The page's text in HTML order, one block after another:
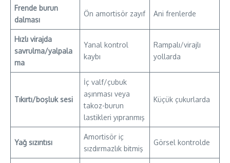
Frende burun
dalması
Ön amortisör zayıf Ani frenlerde
Hızlı virajda
savrulma/yalpala
ma
Yanal kontrol
kaybı
Rampalı/virajlı
yollarda
Tıkırtı/boşluk sesi
İç valf/çubuk
aşınması veya
takoz-burun
lastikleri yıpranmış
Küçük çukurlarda
Yağ sızıntısı
Amortisör iç
sızdırmazlık bitmiş
Görsel kontrolde